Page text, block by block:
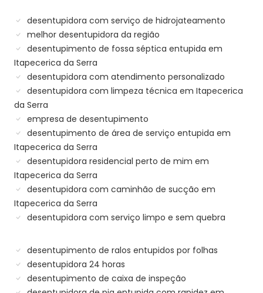
desentupidora com serviço de hidrojateamento
melhor desentupidora da região
desentupimento de fossa séptica entupida em
Itapecerica da Serra
desentupidora com atendimento personalizado
desentupidora com limpeza técnica em Itapecerica
da Serra
empresa de desentupimento
desentupimento de área de serviço entupida em
Itapecerica da Serra
desentupidora residencial perto de mim em
Itapecerica da Serra
desentupidora com caminhão de sucção em
Itapecerica da Serra
desentupidora com serviço limpo e sem quebra
desentupimento de ralos entupidos por folhas
desentupidora 24 horas
desentupimento de caixa de inspeção